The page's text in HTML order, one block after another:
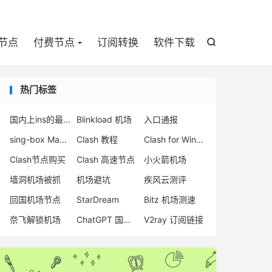

点 付费节点 订阅转换 软件下载
热门标签
国内上ins的最新方法 Blinkload 机场
入口通报
sing-box Mac 客户端
Clash 教程
Clash for Windows 停更
Clash节点购买
Clash 高速节点
小火箭机场
墙洞机场被抓
机场避坑
疾风云测评
回国机场节点
StarDream
Bitz 机场测速
奈飞解锁机场
ChatGPT 国内访问 V2ray 订阅链接